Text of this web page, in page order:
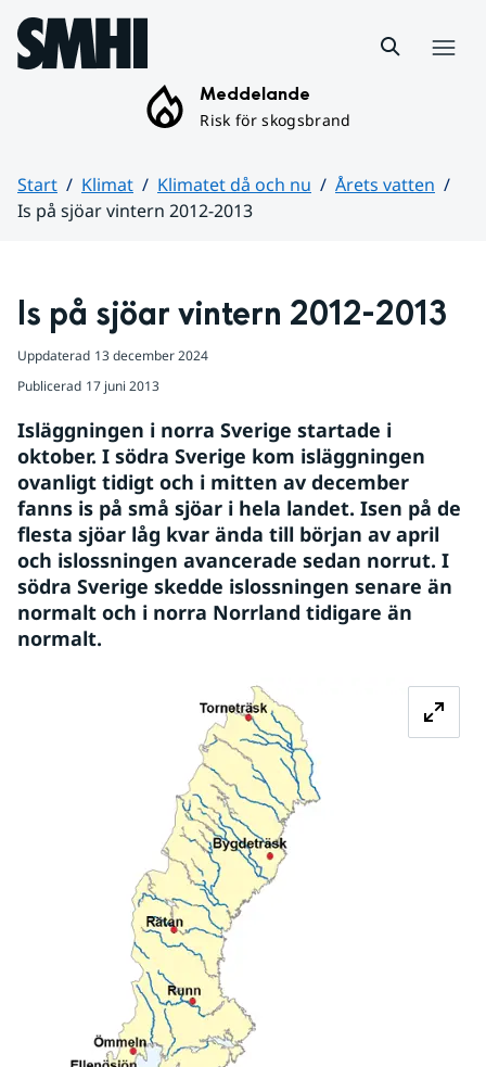
Hoppa till sidans innehåll
Meddelande
Risk för skogsbrand
Start Klimat Klimatet då och nu
Årets vatten
Is på sjöar vintern 2012-2013
Is på sjöar vintern 2012-2013
Uppdaterad 13 december 2024
Publicerad 17 juni 2013
Isläggningen i norra Sverige startade i
oktober. I södra Sverige kom isläggningen
ovanligt tidigt och i mitten av december
fanns is på små sjöar i hela landet. Isen på de
flesta sjöar låg kvar ända till början av april
och islossningen avancerade sedan norrut. I
södra Sverige skedde islossningen senare än
normalt och i norra Norrland tidigare än
normalt.